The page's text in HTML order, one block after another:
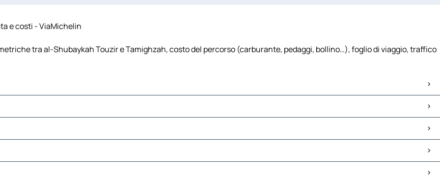
e costi - ViaMichelin
tra al-Shubaykah Touzir e Tamighzah, costo del percorso (carburante, pedaggi, bollino…), foglio di viaggio, traffico